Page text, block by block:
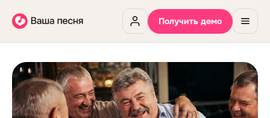
Получить демо